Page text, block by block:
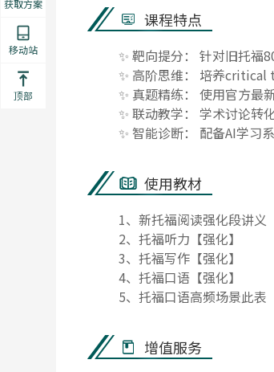
课程特点
✨ 靶向提分： 针对旧托福
✨ 高阶思维： 培养critical
✨ 真题精练： 使用官方最
✨ 联动教学： 学术讨论转
✨ 智能诊断： 配备AI学习
使用教材
1、新托福阅读强化段讲义
2、托福听力【强化】
3、托福写作【强化】
4、托福口语【强化】
5、托福口语高频场景此表
增值服务
获取方案
移动站
顶部